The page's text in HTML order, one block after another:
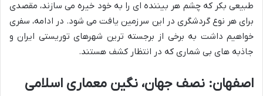
طبیعی بکر که چشم هر بیننده ای را به خود خیره می سازند، مقصدی
برای هر نوع گردشگری در این سرزمین یافت می شود. در ادامه، سفری
خواهیم داشت به برخی از برجسته ترین شهرهای توریستی ایران و
جاذبه های بی شماری که در انتظار کشف هستند.
اصفهان: نصف جهان، نگین معماری اسلامی